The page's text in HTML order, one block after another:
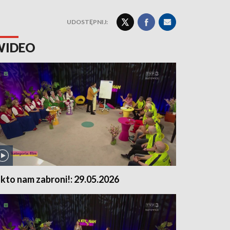
UDOSTĘPNIJ:
nam zabroni!: 29.05.2026